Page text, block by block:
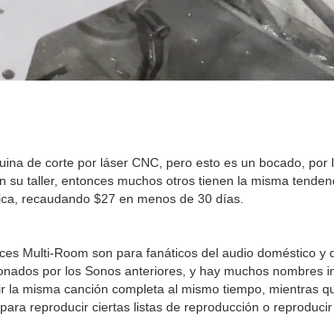
de corte por láser CNC, pero esto es un bocado, por
taller, entonces muchos otros tienen la misma
recaudando $27 en menos de 30 días.
Multi-Room son para fanáticos del audio doméstico y
por los Sonos anteriores, y hay muchos nombres
misma canción completa al mismo tiempo, mientras
reproducir ciertas listas de reproducción o